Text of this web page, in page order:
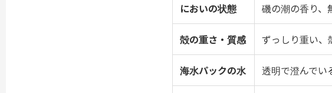
においの状態 磯の潮の香り、
殻の重さ・質感 ずっしり重い、
海水パックの水 透明で澄んでい